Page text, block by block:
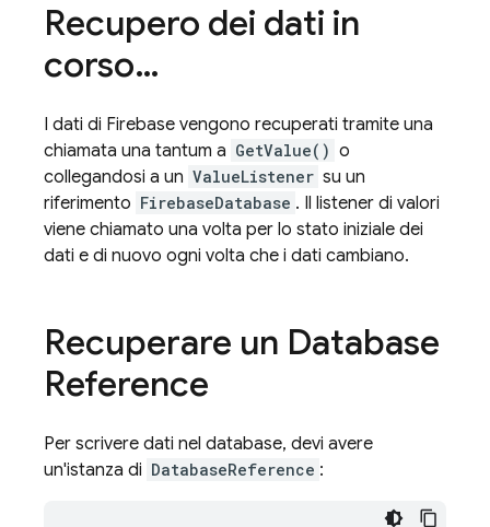
Recupero dei dati in
corso…
I dati di Firebase vengono recuperati tramite una
chiamata una tantum a GetValue() o
collegandosi a un ValueListener su un
riferimento FirebaseDatabase . Il listener di valori
viene chiamato una volta per lo stato iniziale dei
dati e di nuovo ogni volta che i dati cambiano.
Recuperare un Database
Reference
Per scrivere dati nel database, devi avere
un'istanza di DatabaseReference :